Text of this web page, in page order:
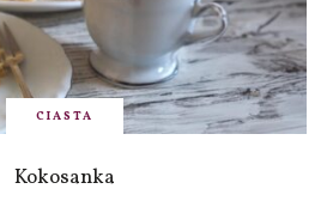
CIASTA
Kokosanka